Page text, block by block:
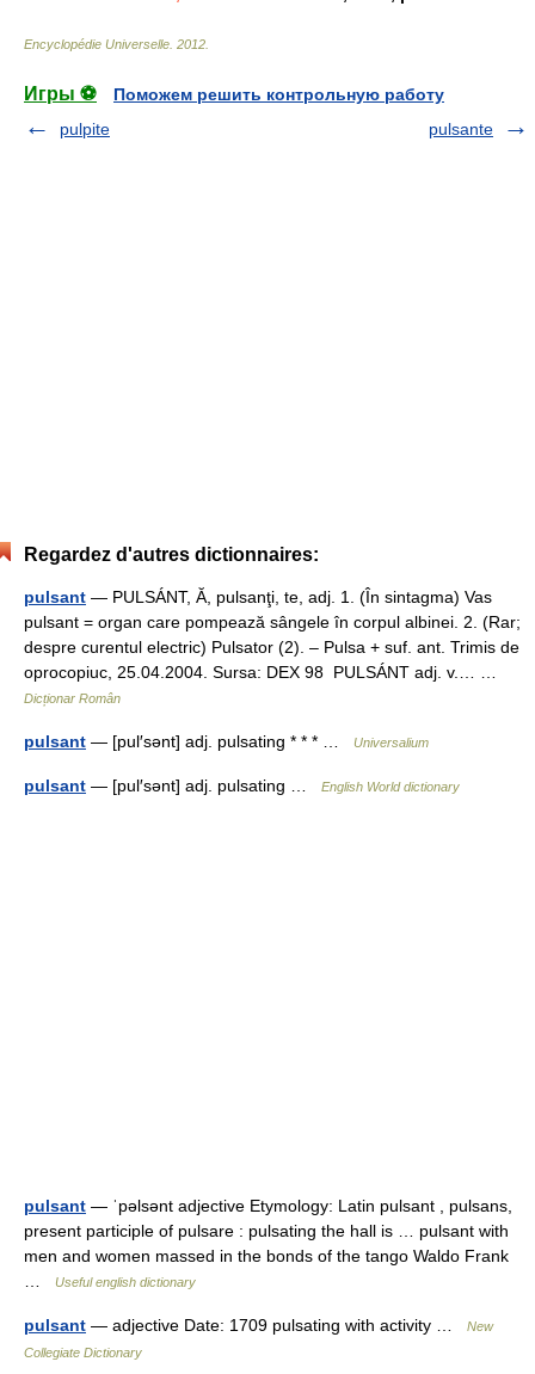
Encyclopédie Universelle 2012
Игры ⚽
Поможем решить контрольную работу
pulpite
pulsante
Regardez d'autres dictionnaires:
pulsant — PULSÁNT, Ă, pulsanţi, te, adj. 1. (În sintagma) Vas
pulsant = organ care pompează sângele în corpul albinei. 2. (Rar;
despre curentul electric) Pulsator (2). – Pulsa + suf. ant. Trimis de
oprocopiuc, 25.04.2004. Sursa: DEX 98 PULSÁNT adj. v.… …
Dicționar Român
pulsant — [pul′sənt] adj. pulsating * * * … Universalium
pulsant — [pul′sənt] adj. pulsating … English World dictionary
pulsant — ˈpəlsənt adjective Etymology: Latin pulsant , pulsans,
present participle of pulsare : pulsating the hall is … pulsant with
men and women massed in the bonds of the tango Waldo Frank
Useful english dictionary
pulsant — adjective Date: 1709 pulsating with activity …
New
Collegiate Dictionary